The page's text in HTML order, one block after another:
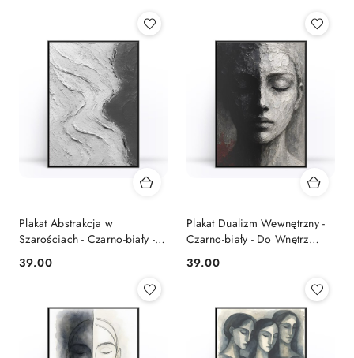
Plakat Abstrakcja w
Szarościach - Czarno-biały -
Do Nowoczesnych Wnętrz
Cena:
39.00
Plakat Dualizm Wewnętrzny -
Czarno-biały - Do Wnętrz
Artystycznych
Cena:
39.00